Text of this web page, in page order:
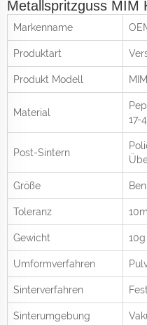
Metallspritzguss MIM
Markenname
Produktart
Produkt Modell
Material
17-
Post-Sintern
Größe
Toleranz
Gewicht 10g
Umformverfahren
Sinterverfahren
Sinterumgebung